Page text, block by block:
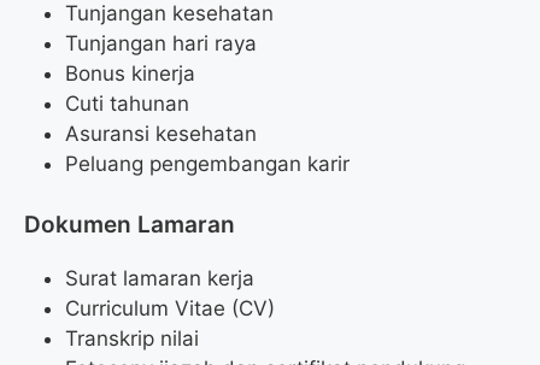
Tunjangan kesehatan
Tunjangan hari raya
Bonus kinerja
Cuti tahunan
Asuransi kesehatan
Peluang pengembangan karir
Dokumen Lamaran
Surat lamaran kerja
Curriculum Vitae (CV)
Transkrip nilai